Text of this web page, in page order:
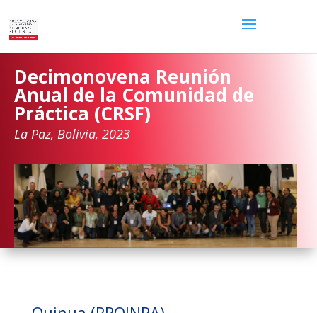
Decimonovena Reunión
Anual de la Comunidad de
Práctica (CRSF)
La Paz, Bolivia, 2023